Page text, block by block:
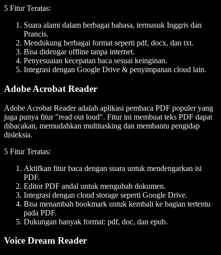
5 Fitur Teratas:
Suara alami dalam berbagai bahasa, termasuk Inggris dan
Prancis.
Mendukung berbagai format seperti pdf, docx, dan txt.
Bisa didengar offline tanpa internet.
Penyesuaian kecepatan baca sesuai keinginan.
Integrasi dengan Google Drive & penyimpanan cloud lain.
Adobe Acrobat Reader
Adobe Acrobat Reader adalah aplikasi pembaca PDF populer yang
juga punya fitur "read out loud". Fitur ini membuat teks PDF dapat
dibacakan, memudahkan multitasking dan membantu pengidap
disleksia.
5 Fitur Teratas:
Aktifkan fitur baca dengan suara untuk mendengarkan isi
PDF.
Editor PDF andal untuk mengubah dokumen.
Integrasi dengan cloud storage seperti Google Drive.
Bisa menambah bookmark untuk kembali ke bagian tertentu
pada PDF.
Dukungan banyak format: pdf, doc, dan epub.
Voice Dream Reader